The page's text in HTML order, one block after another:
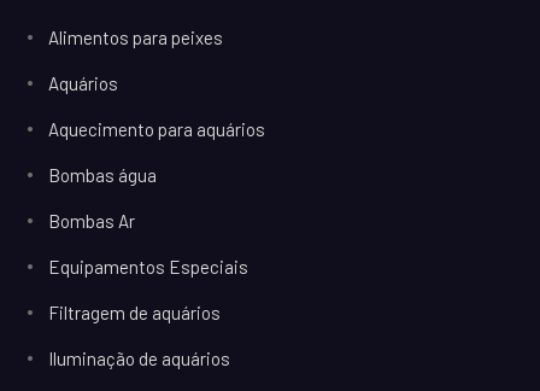
Alimentos para peixes
Aquários
Aquecimento para aquários
Bombas água
Bombas Ar
Equipamentos Especiais
Filtragem de aquários
Iluminação de aquários